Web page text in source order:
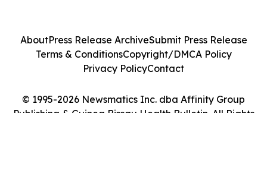
© 1995-2026 Newsmatics Inc. dba Affinity Group
Publishing & Guinea Bissau Health Bulletin. All Rights
AboutPress Release ArchiveSubmit Press Release
Terms & ConditionsCopyright/DMCA Policy
Privacy PolicyContact